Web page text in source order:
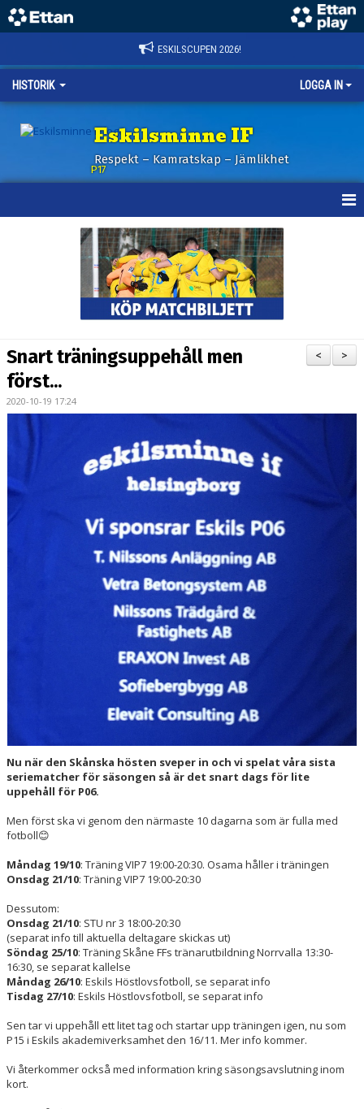
ESKILSCUPEN 2026!
HISTORIK LOGGA IN
Eskilsminne IF
Respekt – Kamratskap – Jämlikhet
P17
BILDGALLERI
DOKUMENT
MATCHER
>
<
Snart träningsuppehåll men
först...
2020-10-19 17:24
Nu när den Skånska hösten sveper in och vi spelat våra sista
seriematcher för säsongen så är det snart dags för lite
uppehåll för P06.
Men först ska vi genom den närmaste 10 dagarna som är fulla med
fotboll😊
Måndag 19/10: Träning VIP7 19:00-20:30. Osama håller i träningen
Onsdag 21/10: Träning VIP7 19:00-20:30
Dessutom:
Onsdag 21/10: STU nr 3 18:00-20:30
(separat info till aktuella deltagare skickas ut)
Söndag 25/10: Träning Skåne FFs tränarutbildning Norrvalla 13:30-
16:30, se separat kallelse
Måndag 26/10: Eskils Höstlovsfotboll, se separat info
Tisdag 27/10: Eskils Höstlovsfotboll, se separat info
Sen tar vi uppehåll ett litet tag och startar upp träningen igen, nu som
P15 i Eskils akademiverksamhet den 16/11. Mer info kommer.
Vi återkommer också med information kring säsongsavslutning inom
kort.